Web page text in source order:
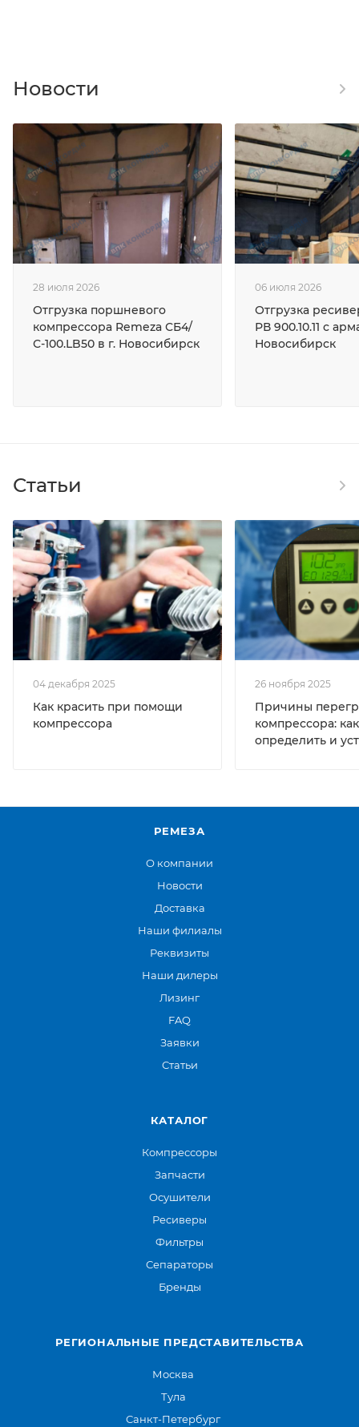
Новости
28 июля 2026
Отгрузка поршневого
компрессора Remeza СБ4/
С-100.LB50 в г. Новосибирск
06 июля 2026
Отгрузка
РВ 900.10.11 с
Новосибирск
Статьи
04 декабря 2025
Как красить при помощи
компрессора
26 ноября 2025
Причины
компрессора: как
определить и
РЕМЕЗА
О компании
Новости
Доставка
Наши филиалы
Реквизиты
Наши дилеры
Лизинг
FAQ
Заявки
Статьи
КАТАЛОГ
Компрессоры
Запчасти
Осушители
Ресиверы
Фильтры
Сепараторы
Бренды
РЕГИОНАЛЬНЫЕ ПРЕДСТАВИТЕЛЬСТВА
Москва
Тула
Санкт-Петербург